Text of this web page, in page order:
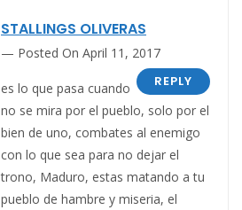
STALLINGS OLIVERAS
Posted On April 11, 2017
REPLY
es lo que pasa cuando
no se mira por el pueblo, solo por el
bien de uno, combates al enemigo
con lo que sea para no dejar el
trono, Maduro, estas matando a tu
pueblo de hambre y miseria, el